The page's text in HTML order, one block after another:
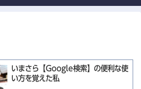
いまさら【Google検索】の便利な使
い方を覚えた私